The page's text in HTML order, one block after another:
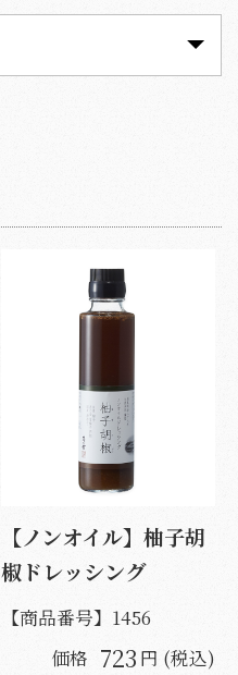
【ノンオイル】柚子胡
椒ドレッシング
【商品番号】 1456
価格 723 円 (税込)